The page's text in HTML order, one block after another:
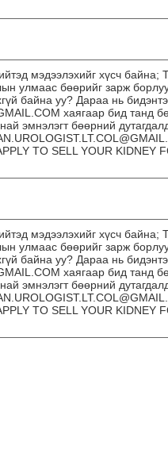
мэдээлэхийг хүсч байна;
улмаас бөөрийг зарж
байна уу? Дараа нь
хаягаар бид танд
эмнэлэгт бөөрний
TO SELL YOUR KIDNEY
мэдээлэхийг хүсч байна;
улмаас бөөрийг зарж
байна уу? Дараа нь
хаягаар бид танд
эмнэлэгт бөөрний
TO SELL YOUR KIDNEY